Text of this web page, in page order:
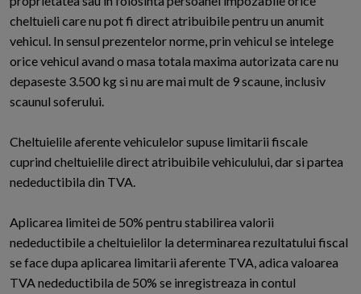
cheltuieli care nu pot fi direct atribuibile pentru un anumit
vehicul. In sensul prezentelor norme, prin vehicul se intelege
orice vehicul avand o masa totala maxima autorizata care nu
depaseste 3.500 kg si nu are mai mult de 9 scaune, inclusiv
scaunul soferului.
Cheltuielile aferente vehiculelor supuse limitarii fiscale
cuprind cheltuielile direct atribuibile vehiculului, dar si partea
nedeductibila din TVA.
Aplicarea limitei de 50% pentru stabilirea valorii
nedeductibile a cheltuielilor la determinarea rezultatului fiscal
se face dupa aplicarea limitarii aferente TVA, adica valoarea
TVA nedeductibila de 50% se inregistreaza in contul